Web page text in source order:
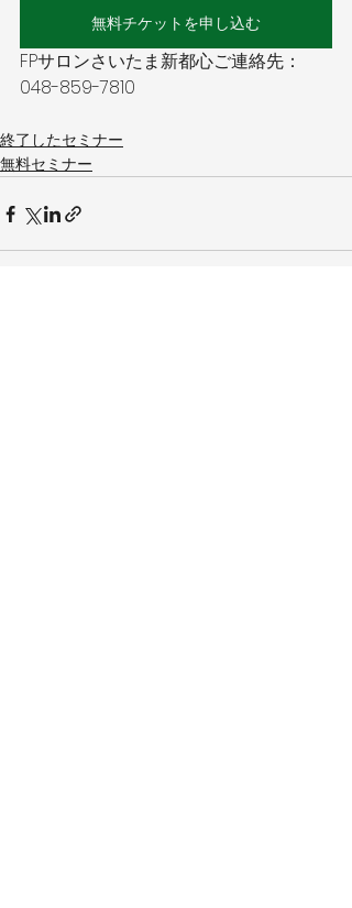
無料チケットを申し込む
FPサロンさいたま新都心ご連絡先：
048-859-7810
終了したセミナー
無料セミナー